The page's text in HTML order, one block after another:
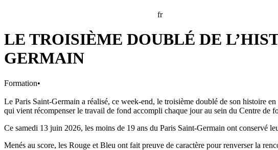
fr
LE TROISIÈME DOUBLÉ DE
GERMAIN
Formation•
Le Paris Saint-Germain a réalisé, ce week-end, le troisième doublé de son histoire
qui vient récompenser le travail de fond accompli chaque jour au sein du Centre de
Ce samedi 13 juin 2026, les moins de 19 ans du Paris Saint-Germain ont conservé
Menés au score, les Rouge et Bleu ont fait preuve de caractère pour renverser la